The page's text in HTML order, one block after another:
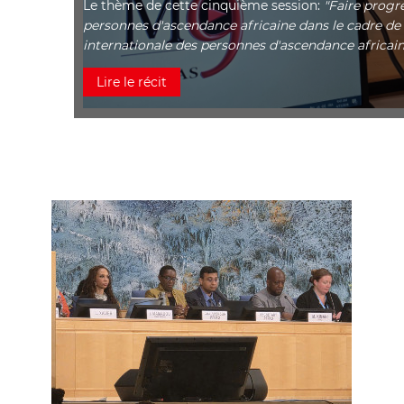
Le thème de cette cinquième session: "Faire
personnes d'ascendance africaine dans le cadre
internationale des personnes d'ascendance
Lire le récit